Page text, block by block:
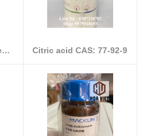
Citric acid CAS: 77-92-9